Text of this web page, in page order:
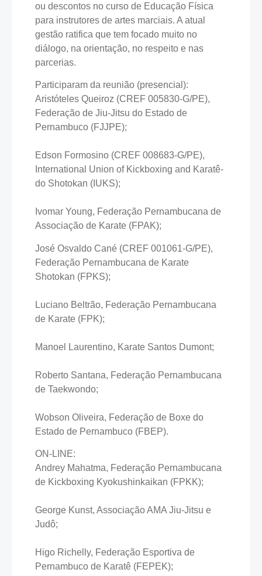
ou descontos no curso de Educação Física
para instrutores de artes marciais. A atual
gestão ratifica que tem focado muito no
diálogo, na orientação, no respeito e nas
parcerias.
Participaram da reunião (presencial):
Aristóteles Queiroz (CREF 005830-G/PE),
Federação de Jiu-Jitsu do Estado de
Pernambuco (FJJPE);
Edson Formosino (CREF 008683-G/PE),
International Union of Kickboxing and Karatê-
do Shotokan (IUKS);
Ivomar Young, Federação Pernambucana de
Associação de Karate (FPAK);
José Osvaldo Cané (CREF 001061-G/PE),
Federação Pernambucana de Karate
Shotokan (FPKS);
Luciano Beltrão, Federação Pernambucana
de Karate (FPK);
Manoel Laurentino, Karate Santos Dumont;
Roberto Santana, Federação Pernambucana
de Taekwondo;
Wobson Oliveira, Federação de Boxe do
Estado de Pernambuco (FBEP).
ON-LINE:
Andrey Mahatma, Federação Pernambucana
de Kickboxing Kyokushinkaikan (FPKK);
George Kunst, Associação AMA Jiu-Jitsu e
Judô;
Higo Richelly, Federação Esportiva de
Pernambuco de Karatê (FEPEK);